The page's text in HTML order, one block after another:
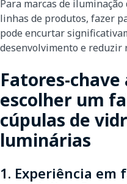
Para marcas de
linhas de produtos, fazer
pode encurtar
desenvolvimento e reduzir
Fatores-
escolher um
cúpulas de
luminárias
1. Experiência em